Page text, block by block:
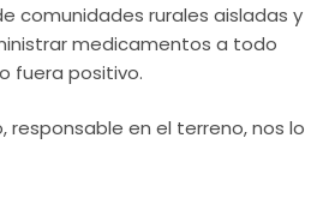
comunidades rurales aisladas y
medicamentos a todo
fuera positivo.
responsable en el terreno, nos lo